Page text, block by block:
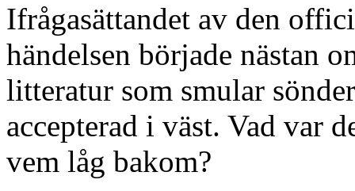
Ifrågasättandet av den
händelsen började nästan
litteratur som smular
accepterad i väst. Vad var
vem låg bakom?